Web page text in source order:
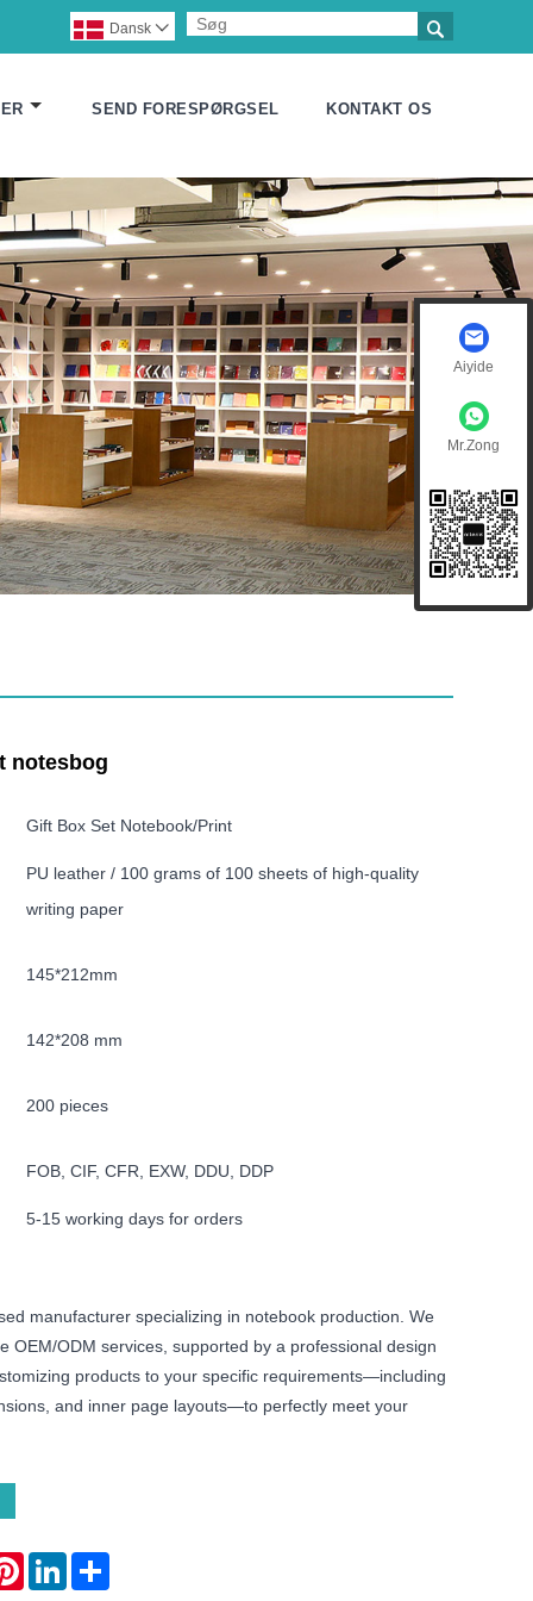

Dansk 
SEND FORESPØRGSEL KONTAKT OS
notesbog
Gift Box Set Notebook/Print
PU leather / 100 grams of 100 sheets of high-quality
writing paper
145*212mm
142*208 mm
200 pieces
FOB, CIF, CFR, EXW, DDU, DDP
5-15 working days for orders
manufacturer specializing in notebook production. We
OEM/ODM services, supported by a professional design
products to your specific requirements—including
and inner page layouts—to perfectly meet your
PinterestLinkedInShare
Aiyide
Mr.Zong